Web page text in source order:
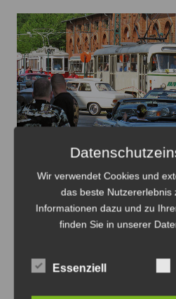
Oldtimer verteilt auf dem
Straßenbahnverkehr - Foto:
Oldtimertag im
8. August 2026
Wir verwendet Cookies und
das beste Nutzererlebnis
Informationen dazu und zu
finden Sie in unserer
Essenziell